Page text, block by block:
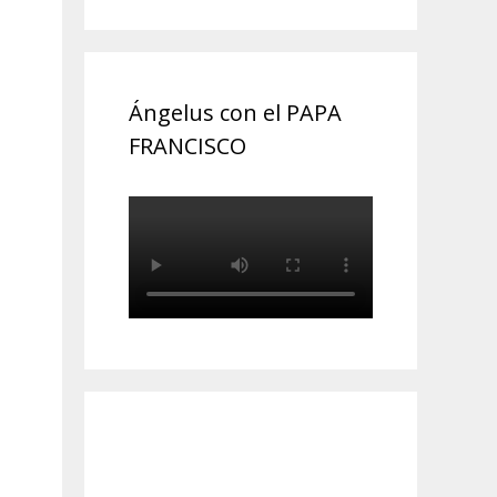
Ángelus con el PAPA
FRANCISCO